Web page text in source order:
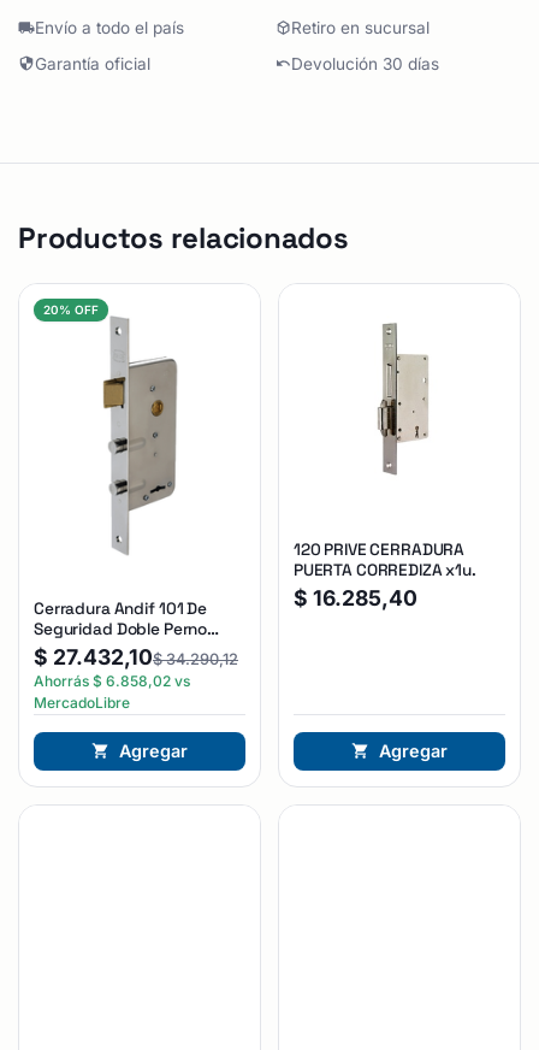
Envío a todo el país
Retiro en sucursal
Garantía oficial
Devolución 30 días
Productos relacionados
20% OFF
Cerradura Andif 101 De
Seguridad Doble Perno
Reforzada Plateado
$ 27.432,10$34.290,12
Ahorrás $ 6.858,02 vs
MercadoLibre
Agregar
120 PRIVE CERRADURA
PUERTA CORREDIZA x1u.
$ 16.285,40
Agregar